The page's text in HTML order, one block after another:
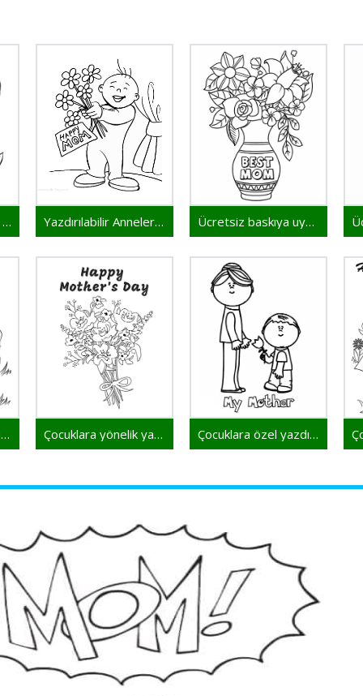
Yazdırılacak Anneler Günü resmi Yazdırılabilir Anneler Günü çizimi Ücretsiz baskıya uygun Anneler Günü
Ücretsiz Anneler Günü boyama sayfası Çocuklara yönelik yazdırılabilir Anneler Günü sayfası Çocuklara özel yazdırılabilir Anneler Günü